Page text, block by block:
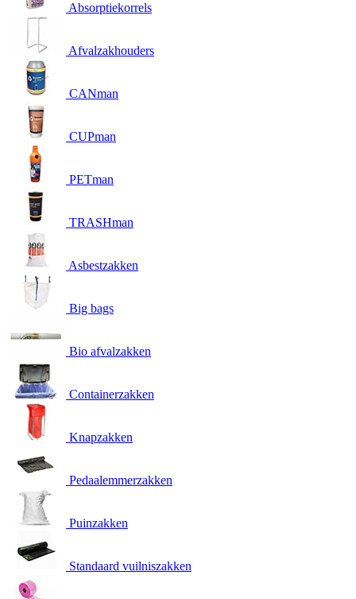
Absorptiekorrels
Afvalzakhouders
CANman
CUPman
PETman
TRASHman
Asbestzakken
Big bags
Bio afvalzakken
Containerzakken
Knapzakken
Pedaalemmerzakken
Puinzakken
Standaard vuilniszakken